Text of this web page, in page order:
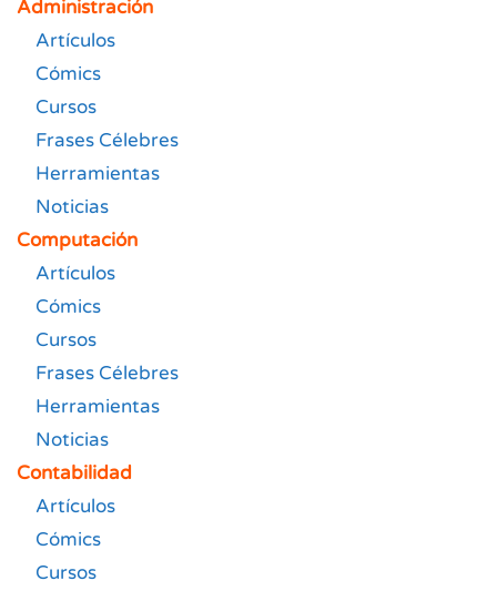
Administración
Artículos
Cómics
Cursos
Frases Célebres
Herramientas
Noticias
Computación
Artículos
Cómics
Cursos
Frases Célebres
Herramientas
Noticias
Contabilidad
Artículos
Cómics
Cursos